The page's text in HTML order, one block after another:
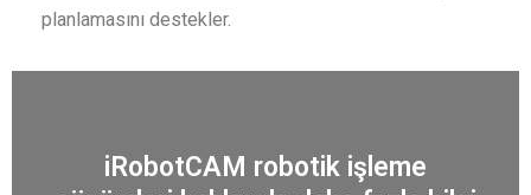
planlamasını destekler.
iRobotCAM robotik işleme